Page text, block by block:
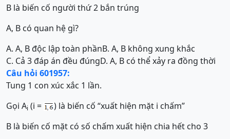
B là biến cố người thứ 2 bắn trúng
A, B có quan hệ gì?
A. A, B độc lập toàn phầnB. A, B không xung khắc
C. Cả 3 đáp án đều đúngD. A, B có thể xảy ra đồng thời
Câu hỏi 601957:
Tung 1 con xúc xắc 1 lần.
Gọi Ai (i =
) là biến cố “xuất hiện mặt i chấm”
B là biến cố mặt có số chấm xuất hiện chia hết cho 3